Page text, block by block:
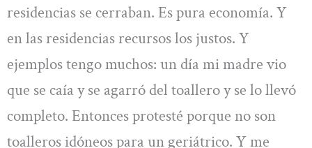
residencias se cerraban. Es pura economía. Y
en las residencias recursos los justos. Y
ejemplos tengo muchos: un día mi madre vio
que se caía y se agarró del toallero y se lo llevó
completo. Entonces protesté porque no son
toalleros idóneos para un geriátrico. Y me